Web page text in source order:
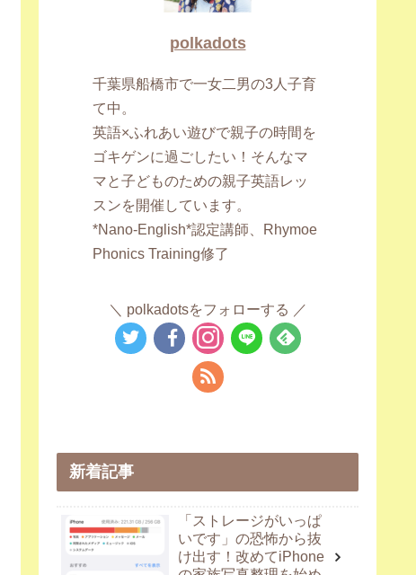
polkadots
千葉県船橋市で一女二男の3人子育
て中。
英語×ふれあい遊びで親子の時間を
ゴキゲンに過ごしたい！そんなマ
マと子どものための親子英語レッ
スンを開催しています。
*Nano-English*認定講師、Rhymoe
Phonics Training修了
polkadotsをフォローする
新着記事
「ストレージがいっぱ
いです」の恐怖から抜
け出す！改めてiPhone